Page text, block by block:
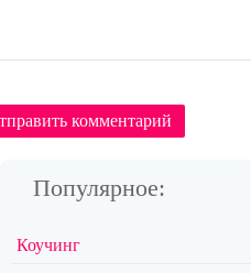
комментарий
Популярное:
Коучинг